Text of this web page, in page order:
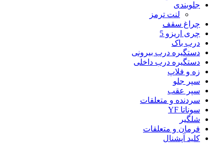
جلوبندی
لنت ترمز
چراغ سقف
چری اریزو 5
درب باک
دستگیره درب بیرونی
دستگیره درب داخلی
زه و فلاپ
سپر جلو
سپر عقب
سردنده و متعلقات
سوناتا YF
شلگیر
فرمان و متعلقات
کلید آپشنال